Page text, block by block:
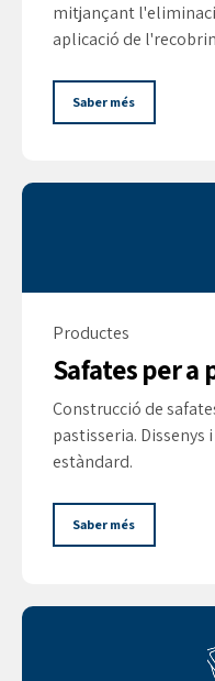
mitjançant
aplicació de
Saber més
Productes
Safates per a
Construcció de
pastisseria.
estàndard.
Saber més